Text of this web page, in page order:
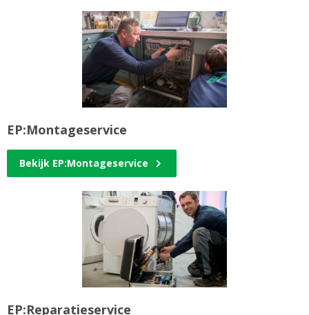
EP:Montageservice
Bekijk EP:Montageservice
EP:Reparatieservice